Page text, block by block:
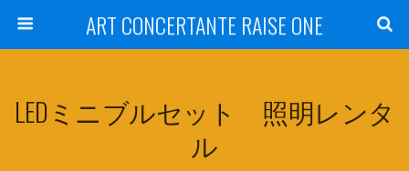
ART CONCERTANTE RAISE ONE
LEDミニブルセット 照明レンタ
ル